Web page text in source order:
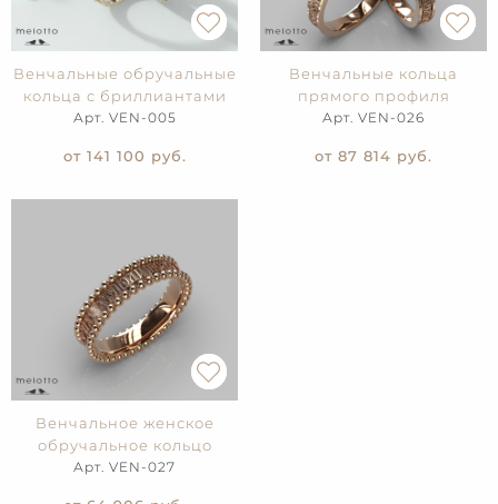
Венчальные обручальные
кольца с бриллиантами
Арт. VEN-005
от 141 100 руб.
Венчальные кольца
прямого профиля
Арт. VEN-026
от 87 814 руб.
Венчальное женское
обручальное кольцо
Арт. VEN-027